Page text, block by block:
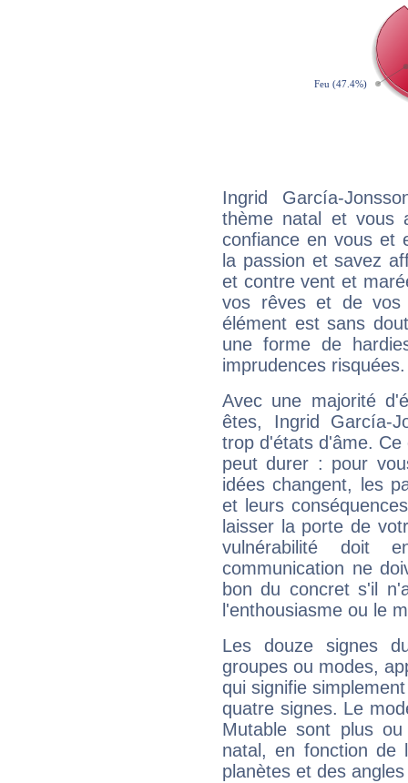
Ingrid García-
thème natal et vous
confiance en vous et
la passion et savez
et contre vent et
vos rêves et de vos
élément est sans
une forme de
imprudences risquées.
Avec une majorité
êtes, Ingrid García-
trop d'états d'âme.
peut durer : pour
idées changent, les
et leurs
laisser la porte de
vulnérabilité doit
communication ne
bon du concret s'il
l'enthousiasme ou le
Les douze signes
groupes ou modes,
qui signifie
quatre signes. Le
Mutable sont plus
natal, en fonction de
planètes et des